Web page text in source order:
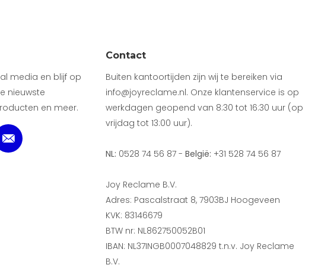
media en blijf op
nieuwste
en meer.
Contact
Buiten kantoortijden zijn wij te bereiken via
info@joyreclame.nl. Onze klantenservice is op
werkdagen geopend van 8:30 tot 16:30 uur (op
vrijdag tot 13:00 uur).
NL: 0528 74 56 87 - België: +31 528 74 56 87
Joy Reclame B.V.
Adres: Pascalstraat 8, 7903BJ Hoogeveen
KVK: 83146679
BTW nr: NL862750052B01
IBAN: NL37INGB0007048829 t.n.v. Joy Reclame
B.V.